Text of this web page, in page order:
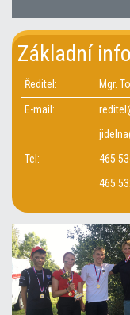
Základní
Ředitel:
Mgr.
E-mail:
Tel:
465
465